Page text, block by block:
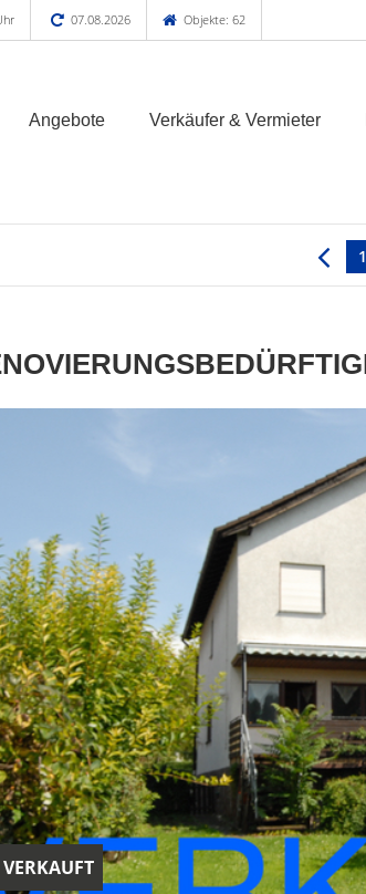
07.08.2026 Objekte: 62
Angebote Verkäufer & Vermieter
1
VERKAUFT